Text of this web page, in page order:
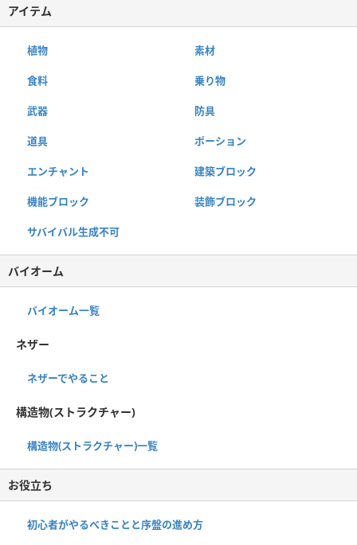
アイテム
植物 素材
食料 乗り物
武器 防具
道具 ポーション
エンチャント 建築ブロック
機能ブロック 装飾ブロック
サバイバル生成不可
バイオーム
バイオーム一覧
ネザー
ネザーでやること
構造物(ストラクチャー)
構造物(ストラクチャー)一覧
お役立ち
初心者がやるべきことと序盤の進め方